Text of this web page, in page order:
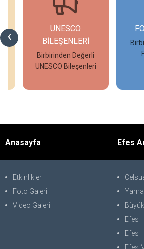
‹
UNESCO
BİLEŞENLERİ
Birbirinden Değerli
UNESCO Bileşenleri
İncele
Anasayfa
Etkinlikler
Foto Galeri
Video Galeri
Efes
Efes
Efes